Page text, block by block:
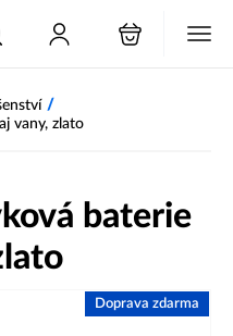
/
vany, zlato
baterie
Doprava zdarma